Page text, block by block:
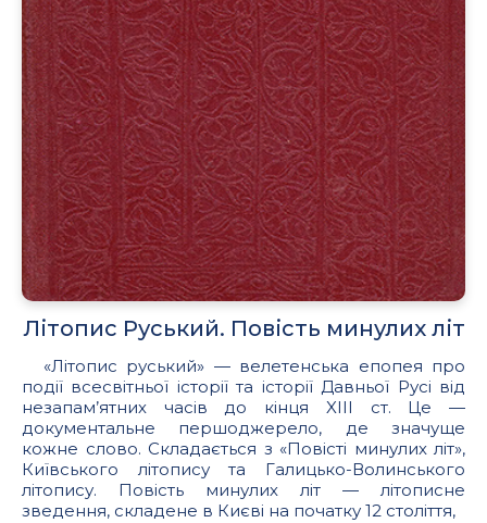
Літопис Руський. Повість минулих літ
«Літопис руський» — велетенська епопея про
події всесвітньої історії та історії Давньої Русі від
незапам’ятних часів до кінця XIII ст. Це —
документальне першоджерело, де значуще
кожне слово. Складається з «Повісті минулих літ»,
Київського літопису та Галицько-Волинського
літопису. Повість минулих літ — літописне
зведення, складене в Києві на початку 12 століття,